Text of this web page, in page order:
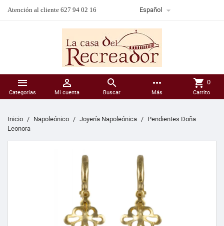
Atención al cliente 627 94 02 16 Español 

Categorías

Mi cuenta

Buscar
more_horiz
Más
shopping_cart 0
Carrito
Inicio Napoleónico Joyería Napoleónica
Pendientes Doña
Leonora